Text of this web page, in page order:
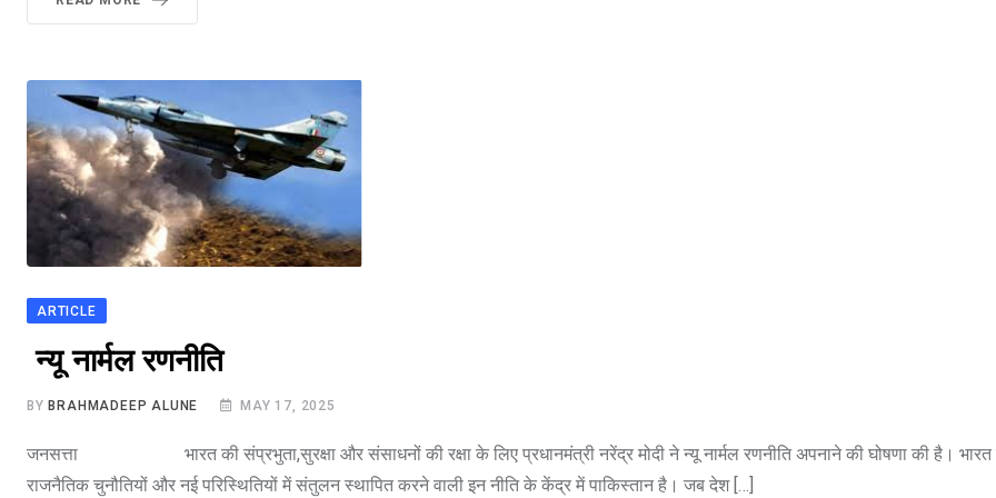
ARTICLE
न्यू नार्मल रणनीति
BY BRAHMADEEP ALUNE MAY 17, 2025
जनसत्ता भारत की संप्रभुता,सुरक्षा और संसाधनों की रक्षा के लिए प्रधानमंत्री नरेंद्र मोदी ने न्यू नार्मल रणनीति अपनाने की घोषणा की है। भारत
राजनैतिक चुनौतियों और नई परिस्थितियों में संतुलन स्थापित करने वाली इन नीति के केंद्र में पाकिस्तान है। जब देश […]